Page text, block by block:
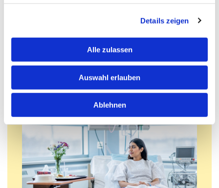
Details zeigen
Alle zulassen
Auswahl erlauben
Ablehnen
Kontaktieren Sie uns gern für eine
unverbindliche und kostenlose Beratung unter
der Rufnummer:06353 3024